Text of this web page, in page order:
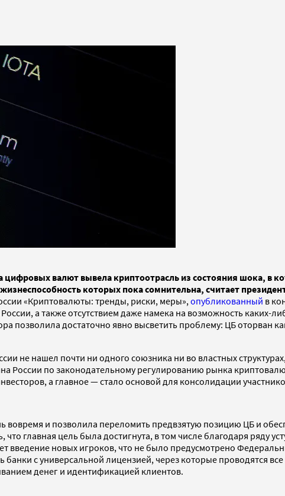
валют вывела криптоотрасль из состояния шока, в
которых пока сомнительна, считает
«Криптовалюты: тренды, риски, меры», опубликованный в
а также отсутствием даже намека на возможность каких-
позволила достаточно явно высветить проблему: ЦБ оторван
не нашел почти ни одного союзника ни во властных
России по законодательному регулированию рынка
а главное — стало основой для консолидации
и позволила переломить предвзятую позицию ЦБ и
что главная цель была достигнута, в том числе благодаря ряду
введение новых игроков, что не было предусмотрено
с универсальной лицензией, через которые проводятся
денег и идентификацией клиентов.